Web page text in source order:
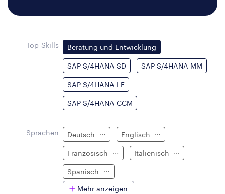
Top-Skills Beratung und Entwicklung
SAP S/4HANA SD SAP S/4HANA MM
SAP S/4HANA LE
SAP S/4HANA CCM
Sprachen Deutsch Englisch
Französisch Italienisch
Spanisch
Mehr anzeigen